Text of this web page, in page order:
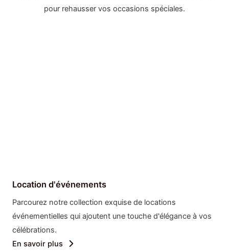
pour rehausser vos occasions spéciales.
Location d'événements
Parcourez notre collection exquise de locations
événementielles qui ajoutent une touche d'élégance à vos
célébrations.
En savoir plus